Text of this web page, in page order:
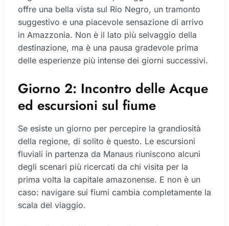
offre una bella vista sul Rio Negro, un tramonto
suggestivo e una piacevole sensazione di arrivo
in Amazzonia. Non è il lato più selvaggio della
destinazione, ma è una pausa gradevole prima
delle esperienze più intense dei giorni successivi.
Giorno 2: Incontro delle Acque
ed escursioni sul fiume
Se esiste un giorno per percepire la grandiosità
della regione, di solito è questo. Le escursioni
fluviali in partenza da Manaus riuniscono alcuni
degli scenari più ricercati da chi visita per la
prima volta la capitale amazonense. E non è un
caso: navigare sui fiumi cambia completamente la
scala del viaggio.